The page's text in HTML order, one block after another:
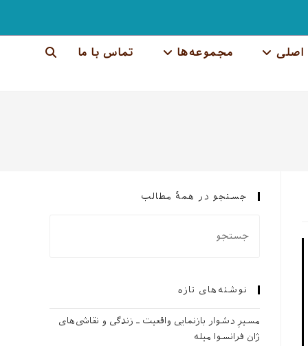
مجموعه‌ها تماس با ما جستجوی
جستجو در همهٔ مطالب
نوشته‌های تازه
مسیرِ دشوار بازنمایی واقعیت ـ زندگی و نقاشی‌های
ژان فرانسوا میله